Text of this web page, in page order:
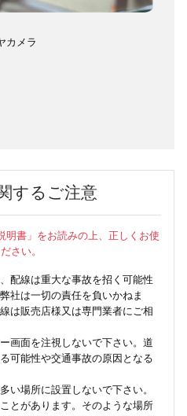
カメラ
するご注意
明書」をお読みの上、正しくお使
さい。
配線は重大な事故を招く可能性
社は一切の責任を負いかねま
は販売店様又は専門業者にご相
画面を注視しないで下さい。道
可能性や交通事故の原因となる
い場所に設置しないで下さい。
とがあります。そのような場所